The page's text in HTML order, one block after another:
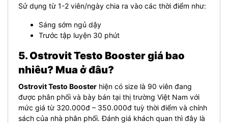
Sử dụng từ 1-2 viên/ngày chia ra vào các thời điểm như:
Sáng sớm ngủ dậy
Trước tập luyện 30 phút
5. Ostrovit Testo Booster giá bao
nhiêu? Mua ở đâu?
Ostrovit Testo Booster hiện có size là 90 viên đang
được phân phối và bày bán tại thị trường Việt Nam với
mức giá từ 320.000đ – 350.000đ tuỳ thời điểm và chính
sách của nhà phân phối.Đánh giá khách quan thì đây là